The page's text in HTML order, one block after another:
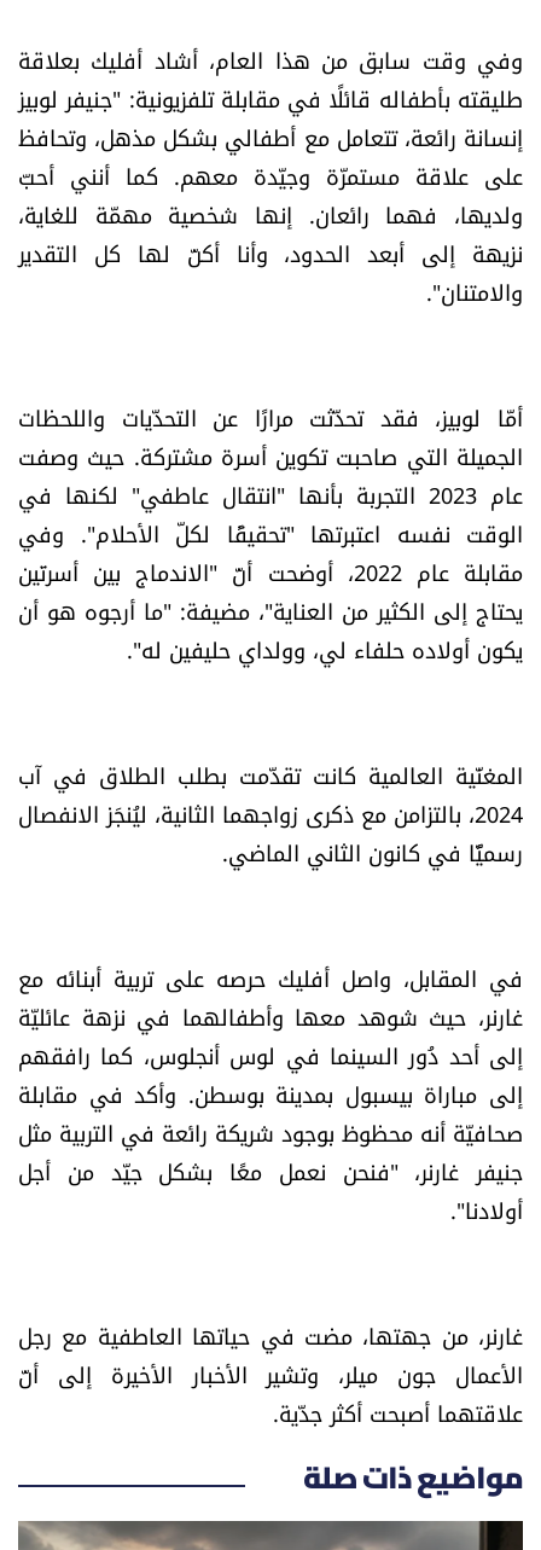
اقرأ تضحك
سجالات
صحّة وصحن
منوّعات
حظّك اليوم
للتاريخ
فيديو
للتواصل معنا
شروط الاستخدام
Digital solutions by
وفي وقت سابق من هذا العام، أشاد أفليك بعلاقة
طليقته بأطفاله قائلًا في مقابلة تلفزيونية: "جنيفر لوبيز
إنسانة رائعة، تتعامل مع أطفالي بشكل مذهل، وتحافظ
على علاقة مستمرّة وجيّدة معهم. كما أنني أحبّ
ولديها، فهما رائعان. إنها شخصية مهمّة للغاية،
نزيهة إلى أبعد الحدود، وأنا أكنّ لها كل التقدير
والامتنان".
أمّا لوبيز، فقد تحدّثت مرارًا عن التحدّيات واللحظات
الجميلة التي صاحبت تكوين أسرة مشتركة. حيث وصفت
عام 2023 التجربة بأنها "انتقال عاطفي" لكنها في
الوقت نفسه اعتبرتها "تحقيقًا لكلّ الأحلام". وفي
مقابلة عام 2022، أوضحت أنّ "الاندماج بين أسرتَين
يحتاج إلى الكثير من العناية"، مضيفة: "ما أرجوه هو أن
يكون أولاده حلفاء لي، وولداي حليفين له".
المغنّية العالمية كانت تقدّمت بطلب الطلاق في آب
2024، بالتزامن مع ذكرى زواجهما الثانية، ليُنجَز الانفصال
رسميًّا في كانون الثاني الماضي.
في المقابل، واصل أفليك حرصه على تربية أبنائه مع
غارنر، حيث شوهد معها وأطفالهما في نزهة عائليّة
إلى أحد دُور السينما في لوس أنجلوس، كما رافقهم
إلى مباراة بيسبول بمدينة بوسطن. وأكد في مقابلة
صحافيّة أنه محظوظ بوجود شريكة رائعة في التربية مثل
جنيفر غارنر، "فنحن نعمل معًا بشكل جيّد من أجل
أولادنا".
غارنر، من جهتها، مضت في حياتها العاطفية مع رجل
الأعمال جون ميلر، وتشير الأخبار الأخيرة إلى أنّ
علاقتهما أصبحت أكثر جدّية.
مواضيع ذات صلة